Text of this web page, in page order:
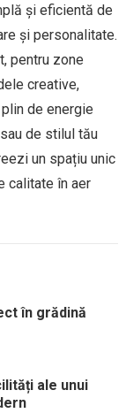
și eficientă de
și personalitate.
pentru zone
creative,
de energie
de stilul tău
un spațiu unic
calitate în aer
în grădină
ale unui